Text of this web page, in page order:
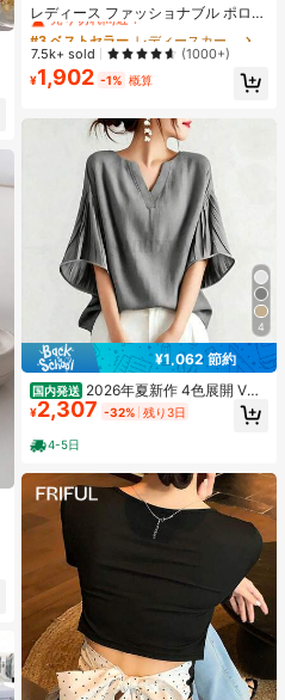
レディース ファッショナブル ポロカ
ラー ラグラン 半袖 ニットTシャツ
軽量 万能カーディガントップ 春夏向
け エステティック 秋
売り切れ間近！
#3 ベストセラー
売り切れ間近！
#3 ベストセラー
売り切れ間近！
#3 ベストセラー
7.5k+ sold (1000+)
¥1,902 -1% 概算
4
¥1,062 節約
国内発送 2026年夏新作 4色展開 Vネ
ックフレア五分袖ブラウス ドロップ
ショルダーゆったりシャツ レディー
ス大人カジュアル通勤トップス
¥2,307 -32% 残り3日
4-5日